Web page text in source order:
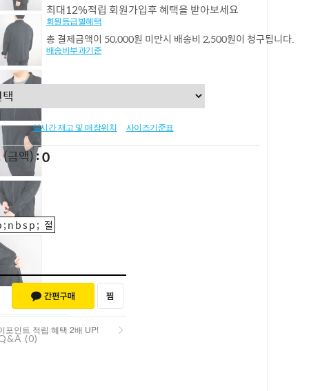
최대12%적립 회원가입후 혜택을 받아보세요
회원등급별혜택
총 결제금액이 50,000원 미만시 배송비 2,500원이 청구됩니다.
배송비부과기준
실시간 재고 및 매장위치 사이즈기준표
(금액) 0
절
포인트 적립 혜택 2배 UP!
(0)